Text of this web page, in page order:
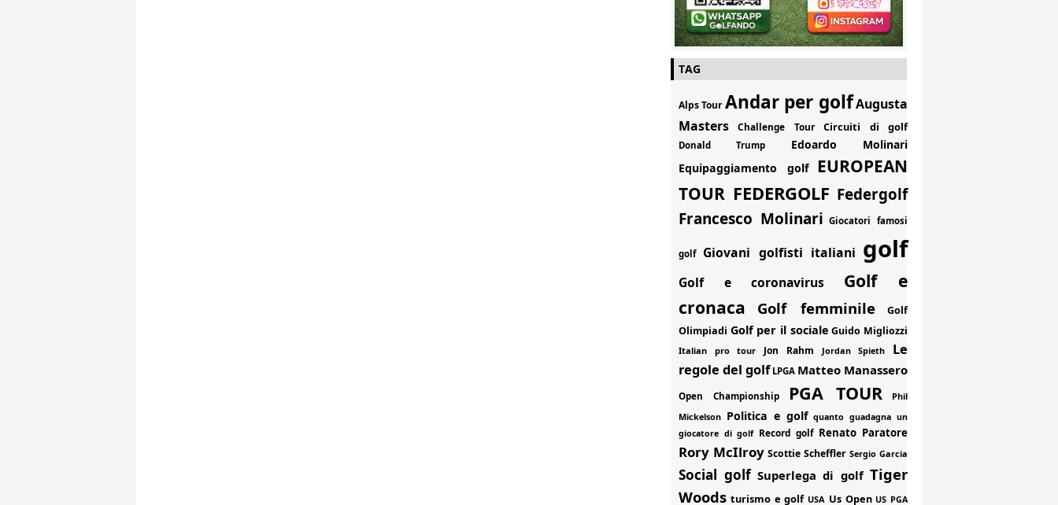
TAG
Alps Tour Andar per golfAugusta
Masters
Challenge Tour Circuiti di golf
Donald Trump
Edoardo Molinari
Equipaggiamento golf
EUROPEAN
TOUR FEDERGOLF Federgolf
Francesco Molinari Giocatori famosi
golf Giovani golfisti italiani golf
Golf e coronavirus
Golf e
cronaca
Golf femminile
Golf
Olimpiadi Golf per il sociale Guido Migliozzi
Italian pro tour Jon Rahm Jordan Spieth
Le
regole del golf LPGA Matteo Manassero
Open Championship PGA TOUR
Phil
Mickelson Politica e golf quanto guadagna un
giocatore di golf Record golf Renato Paratore
Rory McIlroy Scottie Scheffler Sergio Garcia
Social golf Superlega di golf Tiger
Woods turismo e golf USA Us Open US PGA